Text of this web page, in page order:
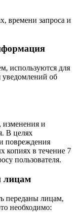
времени запроса и
используются для
уведомлений об
и
В целях
повреждения
копиях в течение 7
пользователя.
лицам
переданы лицам,
необходимо: